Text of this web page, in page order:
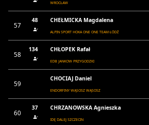
WROCŁAW
57
48 CHEŁMICKA Magdalena
ALPIN SPORT HOKA ONE ONE TEAM ŁÓDŹ
58
134 CHŁOPEK Rafał
EDB JANKOW PRZYGODZKI
59
CHOCIAJ Daniel
ENDORFINY WĄSOSZ WĄSOSZ
60
37 CHRZANOWSKA Agnieszka
IDĘ DALEJ SZCZECIN